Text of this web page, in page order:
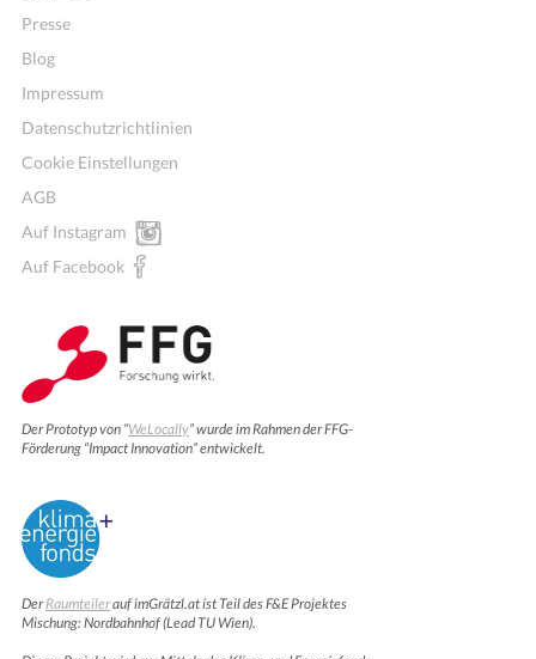
Presse
Blog
Impressum
Datenschutzrichtlinien
Cookie Einstellungen
AGB
Auf Instagram
Auf Facebook
Der Prototyp von “WeLocally” wurde im Rahmen der FFG-
Förderung “Impact Innovation” entwickelt.
DerRaumteilerauf imGrätzl.at ist Teil des F&E Projektes
Mischung: Nordbahnhof (Lead TU Wien).